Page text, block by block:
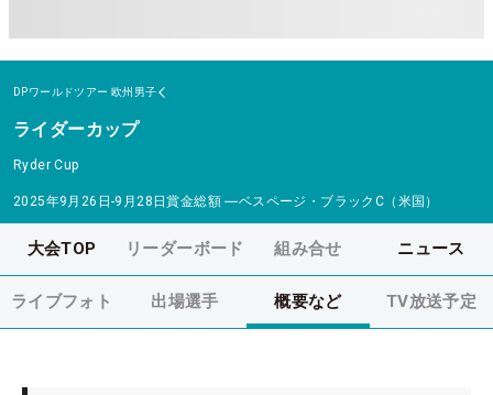
DPワールドツアー 欧州男子
ライダーカップ
Ryder Cup
2025年9月26日-9月28日賞金総額 ―ベスページ・ブラックC（米国）
大会TOP リーダーボード 組み合せ ニュース
ライブフォト 出場選手 概要など TV放送予定